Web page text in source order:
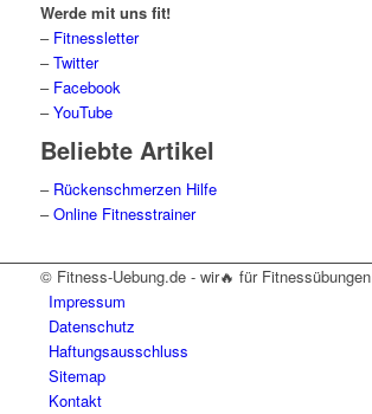
Werde mit uns fit!
– Fitnessletter
–Twitter
– Facebook
–YouTube
Beliebte Artikel
– Rückenschmerzen Hilfe
–Online Fitnesstrainer
© Fitness-Uebung.de - wir🔥 für Fitnessübungen
Impressum
Datenschutz
Haftungsausschluss
Sitemap
Kontakt